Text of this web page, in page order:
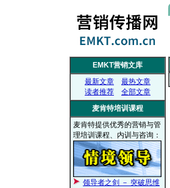
EMKT营销文库
最新文章
最热文章
读者推荐
全部文章
麦肯特培训课程
麦肯特提供优秀的营销与管
理培训课程、内训与咨询：
领导者之剑 － 突破思维